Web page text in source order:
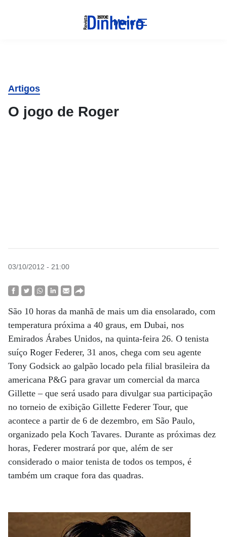
Menu
Artigos
O jogo de Roger
03/10/2012 - 21:00
São 10 horas da manhã de mais um dia ensolarado, com
temperatura próxima a 40 graus, em Dubai, nos
Emirados Árabes Unidos, na quinta-feira 26. O tenista
suíço Roger Federer, 31 anos, chega com seu agente
Tony Godsick ao galpão locado pela filial brasileira da
americana P&G para gravar um comercial da marca
Gillette – que será usado para divulgar sua participação
no torneio de exibição Gillette Federer Tour, que
acontece a partir de 6 de dezembro, em São Paulo,
organizado pela Koch Tavares. Durante as próximas dez
horas, Federer mostrará por que, além de ser
considerado o maior tenista de todos os tempos, é
também um craque fora das quadras.